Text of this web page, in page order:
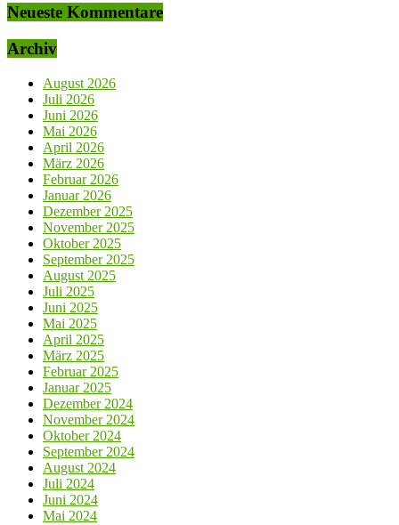
Neueste Kommentare
Archiv
August 2026
Juli 2026
Juni 2026
Mai 2026
April 2026
März 2026
Februar 2026
Januar 2026
Dezember 2025
November 2025
Oktober 2025
September 2025
August 2025
Juli 2025
Juni 2025
Mai 2025
April 2025
März 2025
Februar 2025
Januar 2025
Dezember 2024
November 2024
Oktober 2024
September 2024
August 2024
Juli 2024
Juni 2024
Mai 2024